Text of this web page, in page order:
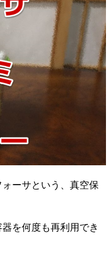
ーサという、真空保
を何度も再利用でき